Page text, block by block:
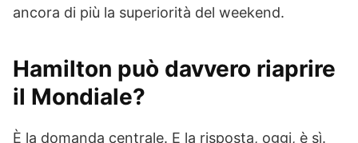
ancora di più la superiorità del weekend.
Hamilton può davvero riaprire
il Mondiale?
È la domanda centrale. E la risposta, oggi, è sì.